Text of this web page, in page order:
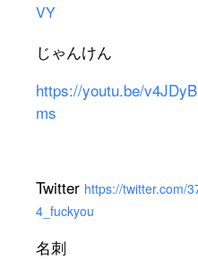
VY
じゃんけん
https://youtu.be/
ms
Twitter https://twitter.com/
4_fuckyou
名刺